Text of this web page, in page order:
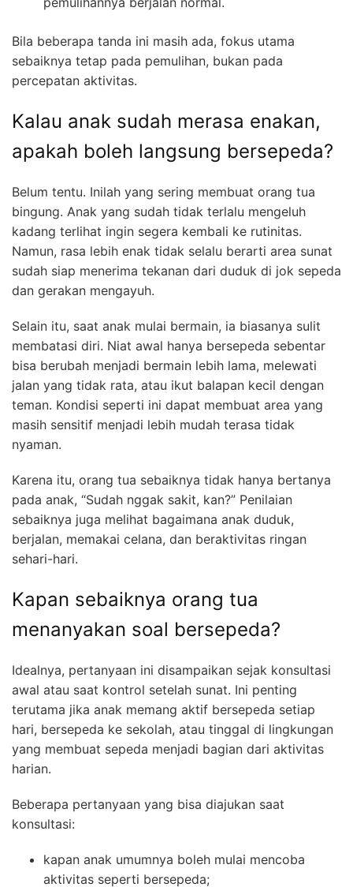
Bila beberapa tanda ini masih ada, fokus utama
sebaiknya tetap pada pemulihan, bukan pada
percepatan aktivitas.
Kalau anak sudah merasa enakan,
apakah boleh langsung bersepeda?
Belum tentu. Inilah yang sering membuat orang tua
bingung. Anak yang sudah tidak terlalu mengeluh
kadang terlihat ingin segera kembali ke rutinitas.
Namun, rasa lebih enak tidak selalu berarti area sunat
sudah siap menerima tekanan dari duduk di jok sepeda
dan gerakan mengayuh.
Selain itu, saat anak mulai bermain, ia biasanya sulit
membatasi diri. Niat awal hanya bersepeda sebentar
bisa berubah menjadi bermain lebih lama, melewati
jalan yang tidak rata, atau ikut balapan kecil dengan
teman. Kondisi seperti ini dapat membuat area yang
masih sensitif menjadi lebih mudah terasa tidak
nyaman.
Karena itu, orang tua sebaiknya tidak hanya bertanya
pada anak, “Sudah nggak sakit, kan?” Penilaian
sebaiknya juga melihat bagaimana anak duduk,
berjalan, memakai celana, dan beraktivitas ringan
sehari-hari.
Kapan sebaiknya orang tua
menanyakan soal bersepeda?
Idealnya, pertanyaan ini disampaikan sejak konsultasi
awal atau saat kontrol setelah sunat. Ini penting
terutama jika anak memang aktif bersepeda setiap
hari, bersepeda ke sekolah, atau tinggal di lingkungan
yang membuat sepeda menjadi bagian dari aktivitas
harian.
Beberapa pertanyaan yang bisa diajukan saat
konsultasi:
kapan anak umumnya boleh mulai mencoba
aktivitas seperti bersepeda;